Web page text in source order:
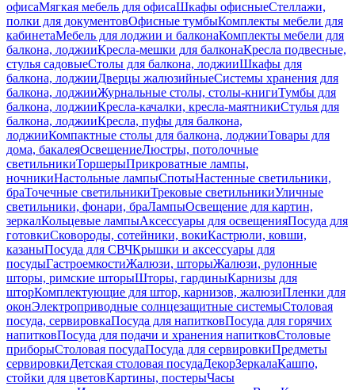
офисаМягкая мебель для офисаШкафы офисныеСтеллажи,
полки для документовОфисные тумбыКомплекты мебели для
кабинетаМебель для лоджии и балконаКомплекты мебели для
балкона, лоджииКресла-мешки для балконаКресла подвесные,
стулья садовыеСтолы для балкона, лоджииШкафы для
балкона, лоджииДверцы жалюзийныеСистемы хранения для
балкона, лоджииЖурнальные столы, столы-книгиТумбы для
балкона, лоджииКресла-качалки, кресла-маятникиСтулья для
балкона, лоджииКресла, пуфы для балкона,
лоджииКомпактные столы для балкона, лоджииТовары для
дома, бакалеяОсвещениеЛюстры, потолочные
светильникиТоршерыПрикроватные лампы,
ночникиНастольные лампыСпотыНастенные светильники,
браТочечные светильникиТрековые светильникиУличные
светильники, фонари, браЛампыОсвещение для картин,
зеркалКольцевые лампыАксессуары для освещенияПосуда для
готовкиСковороды, сотейники, вокиКастрюли, ковши,
казаныПосуда для СВЧКрышки и аксессуары для
посудыГастроемкостиЖалюзи, шторыЖалюзи, рулонные
шторы, римские шторыШторы, гардиныКарнизы для
шторКомплектующие для штор, карнизов, жалюзиПленки для
оконЭлектроприводные солнцезащитные системыСтоловая
посуда, сервировкаПосуда для напитковПосуда для горячих
напитковПосуда для подачи и хранения напитковСтоловые
приборыСтоловая посудаПосуда для сервировкиПредметы
сервировкиДетская столовая посудаДекорЗеркалаКашпо,
стойки для цветовКартины, постерыЧасы